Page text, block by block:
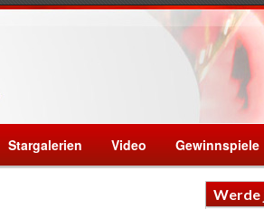
Stargalerien Video Gewinnspiele
Werde